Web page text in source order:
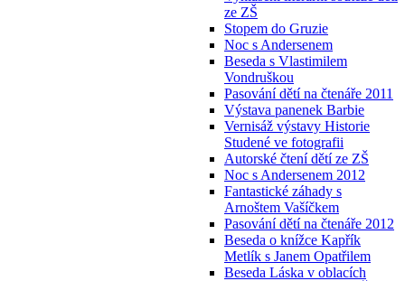
ze ZŠ
Stopem do Gruzie
Noc s Andersenem
Beseda s Vlastimilem
Vondruškou
Pasování dětí na čtenáře 2011
Výstava panenek Barbie
Vernisáž výstavy Historie
Studené ve fotografii
Autorské čtení dětí ze ZŠ
Noc s Andersenem 2012
Fantastické záhady s
Arnoštem Vašíčkem
Pasování dětí na čtenáře 2012
Beseda o knížce Kapřík
Metlík s Janem Opatřilem
Beseda Láska v oblacích